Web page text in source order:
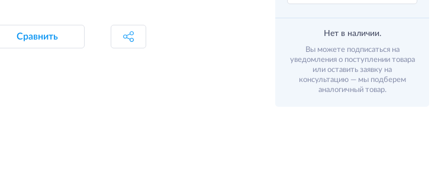
Нет в наличии.
Вы можете подписаться на
уведомления о поступлении товара
или оставить заявку на
консультацию — мы подберем
аналогичный товар.
Сравнить